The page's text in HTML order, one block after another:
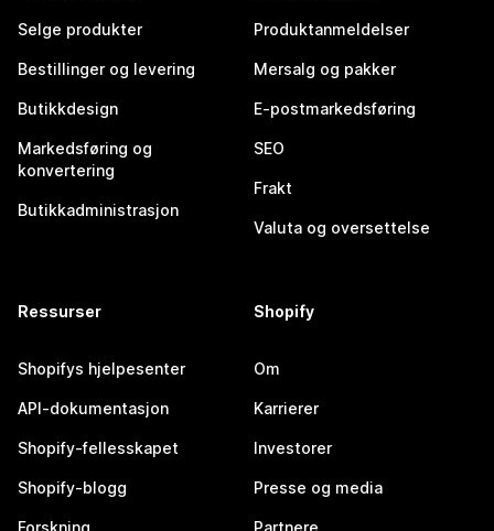
Selge produkter
Bestillinger og levering
Butikkdesign
Markedsføring og
konvertering
Butikkadministrasjon
Produktanmeldelser
Mersalg og pakker
E-postmarkedsføring
SEO
Frakt
Valuta og oversettelse
Ressurser
Shopifys hjelpesenter
API-dokumentasjon
Shopify-fellesskapet
Shopify-blogg
Forskning
Shopify
Om
Karrierer
Investorer
Presse og media
Partnere